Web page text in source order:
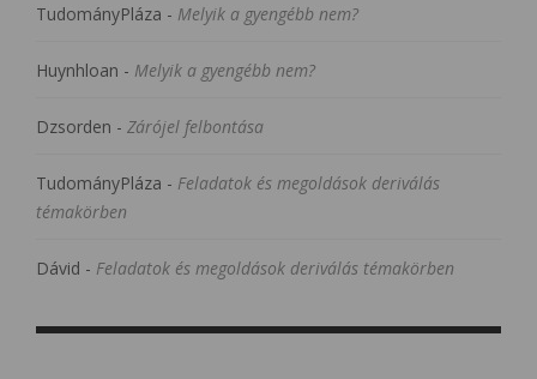
TudományPláza - Melyik a gyengébb nem?
Huynhloan - Melyik a gyengébb nem?
Dzsorden - Zárójel felbontása
TudományPláza - Feladatok és megoldások deriválás
témakörben
Dávid - Feladatok és megoldások deriválás témakörben